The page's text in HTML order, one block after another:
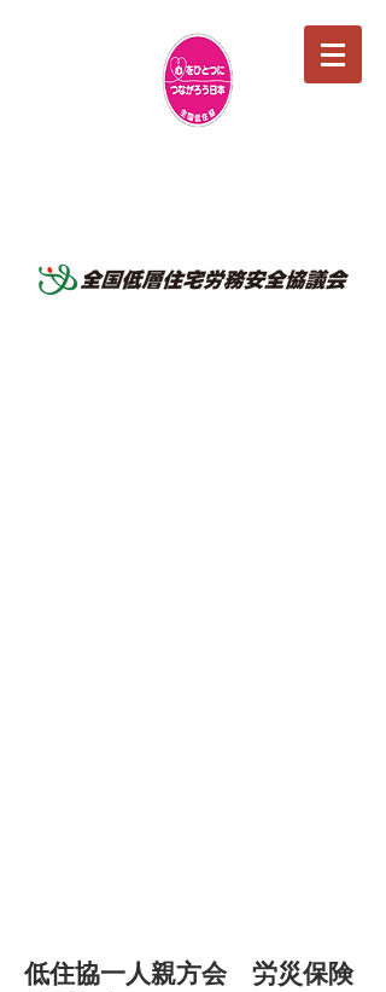
​低住協一人親方会​ 労災保険